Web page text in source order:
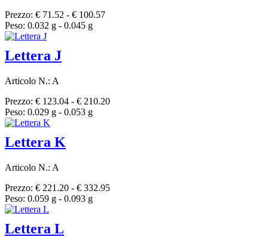
Prezzo: € 71.52 - € 100.57
Peso: 0.032 g - 0.045 g
Lettera J
Articolo N.: A
Prezzo: € 123.04 - € 210.20
Peso: 0.029 g - 0.053 g
Lettera K
Articolo N.: A
Prezzo: € 221.20 - € 332.95
Peso: 0.059 g - 0.093 g
Lettera L